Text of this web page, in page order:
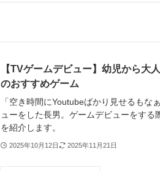
【TVゲームデビュー】幼児から大
のおすすめゲーム
「空き時間にYoutubeばかり見せるも
ューをした長男。ゲームデビューをす
を紹介します。
2025年10月12日 2025年11月21日